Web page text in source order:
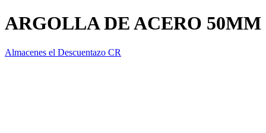
ARGOLLA DE ACERO 50MM
Almacenes el Descuentazo CR